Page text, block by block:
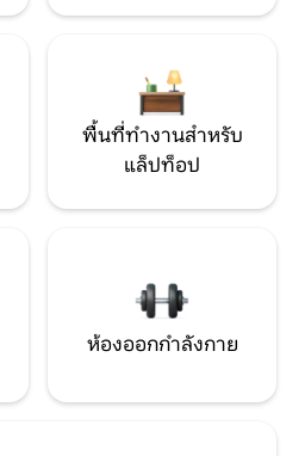
พื้นที่ทำงานสำหรับ
แล็ปท็อป
ห้องออกกำลังกาย